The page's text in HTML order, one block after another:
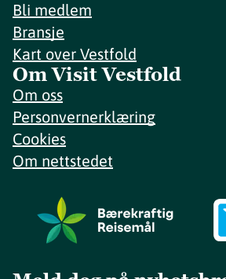
Bli medlem
Bransje
Kart over Vestfold
Om Visit Vestfold
Om oss
Personvernerklæring
Cookies
Om nettstedet